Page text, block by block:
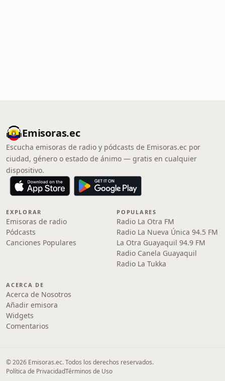
Emisoras.ec
Escucha emisoras de radio y pódcasts de Emisoras.ec por
ciudad, género o estado de ánimo — gratis en cualquier
dispositivo.
EXPLORAR
Emisoras de radio
Pódcasts
Canciones Populares
POPULARES
Radio La Otra FM
Radio La Nueva Única 94.5 FM
La Otra Guayaquil 94.9 FM
Radio Canela Guayaquil
Radio La Tukka
ACERCA DE
Acerca de Nosotros
Añadir emisora
Widgets
Comentarios
© 2026 Emisoras.ec. Todos los derechos reservados.
Política de PrivacidadTérminos de Uso